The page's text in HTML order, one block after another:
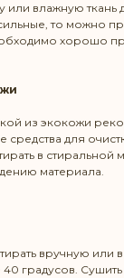
или влажную ткань
то можно
хорошо
из экокожи
средства для
в стиральной
материала.
вручную или
градусов.